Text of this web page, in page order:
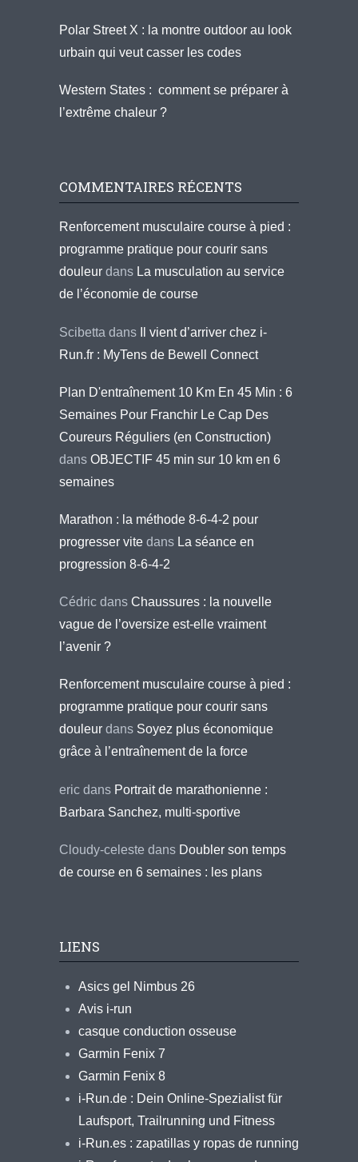
Polar Street X : la montre outdoor au look
urbain qui veut casser les codes
Western States : comment se préparer à
l’extrême chaleur ?
COMMENTAIRES RÉCENTS
Renforcement musculaire course à pied :
programme pratique pour courir sans
douleur dans La musculation au service
de l’économie de course
Scibetta dans
Il vient d’arriver chez i-
Run.fr : MyTens de Bewell Connect
Plan D'entraînement 10 Km En 45 Min : 6
Semaines Pour Franchir Le Cap Des
Coureurs Réguliers (en Construction)
dans OBJECTIF 45 min sur 10 km en 6
semaines
Marathon : la méthode 8-6-4-2 pour
progresser vite dans La séance en
progression 8-6-4-2
Cédric dans Chaussures : la nouvelle
vague de l’oversize est-elle vraiment
l’avenir ?
Renforcement musculaire course à pied :
programme pratique pour courir sans
douleur dans Soyez plus économique
grâce à l’entraînement de la force
eric dans Portrait de marathonienne :
Barbara Sanchez, multi-sportive
Cloudy-celeste dans Doubler son temps
de course en 6 semaines : les plans
LIENS
Asics gel Nimbus 26
Avis i-run
casque conduction osseuse
Garmin Fenix 7
Garmin Fenix 8
i-Run.de : Dein Online-Spezialist für
Laufsport, Trailrunning und Fitness
i-Run.es : zapatillas y ropas de running